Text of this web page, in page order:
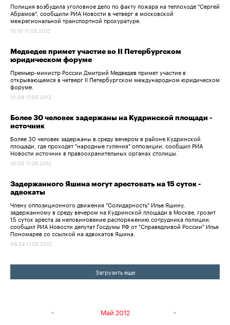
Полиция возбудила уголовное дело по факту пожара на теплоходе "Сергей
Абрамов", сообщили РИА Новости в четверг в московской
межрегиональной транспортной прокуратуре.
10:10 17.05.2012
Медведев примет участие во II Петербургском
юридическом форуме
Премьер-министр России Дмитрий Медведев примет участие в
открывающемся в четверг II Петербургском международном юридическом
форуме.
10:08 17.05.2012
Более 30 человек задержаны на Кудринской площади -
источник
Более 30 человек задержаны в среду вечером в районе Кудринской
площади, где проходят "народные гуляния" оппозиции, сообщил РИА
Новости источник в правоохранительных органах столицы.
10:05 17.05.2012
Задержанного Яшина могут арестовать на 15 суток -
адвокаты
Члену оппозиционного движения "Солидарность" Илье Яшину,
задержанному в среду вечером на Кудринской площади в Москве, грозит
15 суток ареста за неповиновение распоряжению сотрудника полиции,
сообщил РИА Новости депутат Госдумы РФ от "Справедливой России" Илья
Пономарев со ссылкой на адвокатов Яшина.
09:54 17.05.2012
Загрузить еще
Май 2012
< >